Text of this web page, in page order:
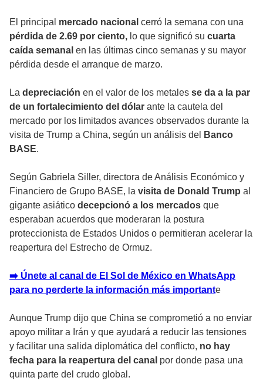
El principal mercado nacional cerró la semana con una
pérdida de 2.69 por ciento, lo que significó su cuarta
caída semanal en las últimas cinco semanas y su mayor
pérdida desde el arranque de marzo.
La depreciación en el valor de los metales se da a la par
de un fortalecimiento del dólar ante la cautela del
mercado por los limitados avances observados durante la
visita de Trump a China, según un análisis del
Banco
BASE.
Según Gabriela Siller, directora de Análisis Económico y
Financiero de Grupo BASE, la visita de Donald Trump al
gigante asiático decepcionó a los mercados que
esperaban acuerdos que moderaran la postura
proteccionista de Estados Unidos o permitieran acelerar la
reapertura del Estrecho de Ormuz.
➡️ Únete al canal de El Sol de México en WhatsApp
para no perderte la información más importante
Aunque Trump dijo que China se comprometió a no enviar
apoyo militar a Irán y que ayudará a reducir las tensiones
y facilitar una salida diplomática del conflicto, no hay
fecha para la reapertura del canal por donde pasa una
quinta parte del crudo global.